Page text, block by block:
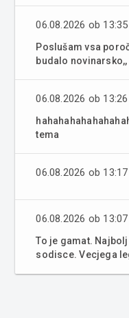
06.08.2026 ob
Poslušam vsa
budalo novinarsko,,
06.08.2026 ob
tema
06.08.2026 ob
06.08.2026 ob
To je gamat.
sodisce. Vecjega